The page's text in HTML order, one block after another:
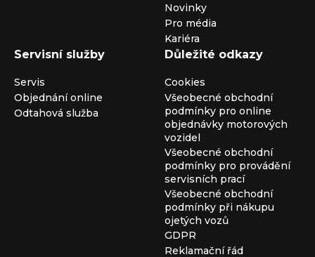
Novinky
Pro média
Kariéra
Servisní služby
Servis
Objednání online
Odtahová služba
Důležité odkazy
Cookies
Všeobecné obchodní
podmínky pro online
objednávky motorových
vozidel
Všeobecné obchodní
podmínky pro provádění
servisních prací
Všeobecné obchodní
podmínky při nákupu
ojetých vozů
GDPR
Reklamační řád